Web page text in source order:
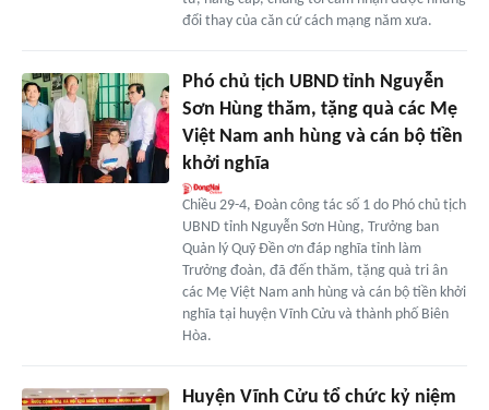
đổi thay của căn cứ cách mạng năm xưa.
Phó chủ tịch UBND tỉnh Nguyễn
Sơn Hùng thăm, tặng quà các Mẹ
Việt Nam anh hùng và cán bộ tiền
khởi nghĩa
Chiều 29-4, Đoàn công tác số 1 do Phó chủ tịch
UBND tỉnh Nguyễn Sơn Hùng, Trưởng ban
Quản lý Quỹ Đền ơn đáp nghĩa tỉnh làm
Trưởng đoàn, đã đến thăm, tặng quà tri ân
các Mẹ Việt Nam anh hùng và cán bộ tiền khởi
nghĩa tại huyện Vĩnh Cửu và thành phố Biên
Hòa.
Huyện Vĩnh Cửu tổ chức kỷ niệm